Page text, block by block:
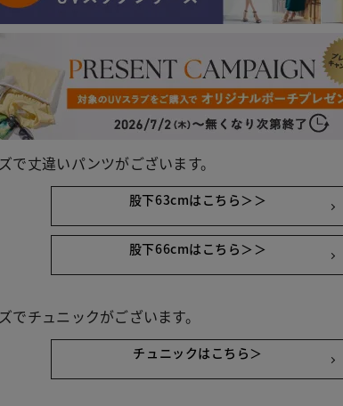
987 レオパード
で丈違いパンツがございます。
股下63cmはこちら＞＞
股下66cmはこちら＞＞
でチュニックがございます。
チュニックはこちら＞